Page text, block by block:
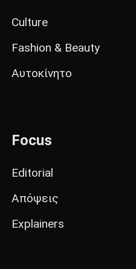
Culture
Fashion & Beauty
Αυτοκίνητο
Focus
Editorial
Απόψεις
Explainers